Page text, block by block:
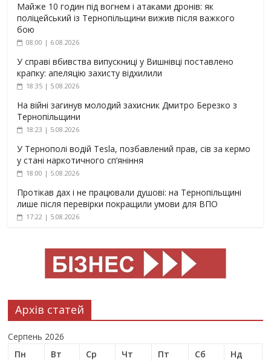
Майже 10 годин під вогнем і атаками дронів: як
поліцейський із Тернопільщини вижив після важкого
бою
08:00 | 6.08.2026
У справі вбивства випускниці у Вишнівці поставлено
крапку: апеляцію захисту відхилили
18:35 | 5.08.2026
На війні загинув молодий захисник Дмитро Березко з
Тернопільщини
18:23 | 5.08.2026
У Тернополі водій Tesla, позбавлений прав, сів за кермо
у стані наркотичного сп’яніння
18:00 | 5.08.2026
Протікав дах і не працювали душові: на Тернопільщині
лише після перевірки покращили умови для ВПО
17:22 | 5.08.2026
Архів статей
Серпень 2026
Пн
Вт Ср Чт Пт Сб
Нд